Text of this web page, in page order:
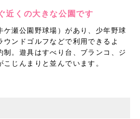
近くの大きな公園です
ケ瀬公園野球場）があり、少年野球
ウンドゴルフなどで利用できるよ
制。遊具はすべり台、ブランコ、ジ
じんまりと並んでいます。